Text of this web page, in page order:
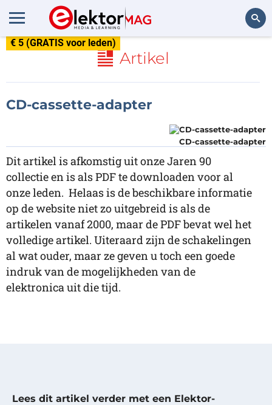
€ 5 (GRATIS voor leden)
Artikel
CD-cassette-adapter
CD-cassette-adapter
Dit artikel is afkomstig uit onze Jaren 90
collectie en is als PDF te downloaden voor al
onze leden. Helaas is de beschikbare informatie
op de website niet zo uitgebreid is als de
artikelen vanaf 2000, maar de PDF bevat wel het
volledige artikel. Uiteraard zijn de schakelingen
al wat ouder, maar ze geven u toch een goede
indruk van de mogelijkheden van de
elektronica uit die tijd.
Lees dit artikel verder met een Elektor-